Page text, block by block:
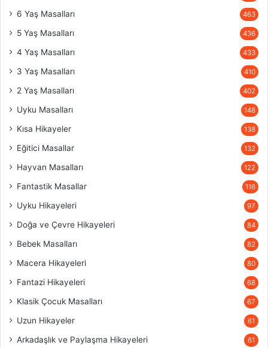
6 Yaş Masalları 463
5 Yaş Masalları 436
4 Yaş Masalları 433
3 Yaş Masalları 410
2 Yaş Masalları 402
Uyku Masalları 148
Kısa Hikayeler 138
Eğitici Masallar 132
Hayvan Masalları 122
Fantastik Masallar 116
Uyku Hikayeleri 97
Doğa ve Çevre Hikayeleri 84
Bebek Masalları 82
Macera Hikayeleri 80
Fantazi Hikayeleri 68
Klasik Çocuk Masalları 67
Uzun Hikayeler 61
Arkadaşlık ve Paylaşma Hikayeleri 61